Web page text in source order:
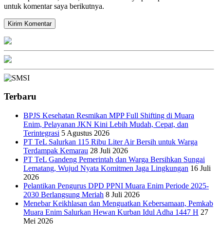
untuk komentar saya berikutnya.
Terbaru
BPJS Kesehatan Resmikan MPP Full Shifting di Muara
Enim, Pelayanan JKN Kini Lebih Mudah, Cepat, dan
Terintegrasi 5 Agustus 2026
PT TeL Salurkan 115 Ribu Liter Air Bersih untuk Warga
Terdampak Kemarau 28 Juli 2026
PT TeL Gandeng Pemerintah dan Warga Bersihkan Sungai
Lematang, Wujud Nyata Komitmen Jaga Lingkungan 16 Juli
2026
Pelantikan Pengurus DPD PPNI Muara Enim Periode 2025-
2030 Berlangsung Meriah 8 Juli 2026
Menebar Keikhlasan dan Menguatkan Kebersamaan, Pemkab
Muara Enim Salurkan Hewan Kurban Idul Adha 1447 H 27
Mei 2026